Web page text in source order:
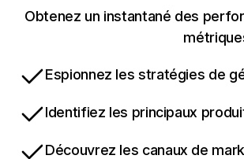
Obtenez un instantané des
Espionnez les stratégies de
Identifiez les principaux
Découvrez les canaux de